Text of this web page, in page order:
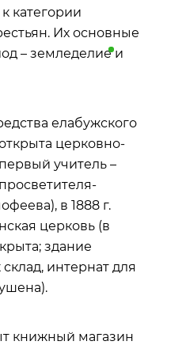
категории
Их основные
– земледелиеи
елабужского
церковно-
учитель –
в 1888 г.
церковь (в
здание
интернат для
книжный магазин